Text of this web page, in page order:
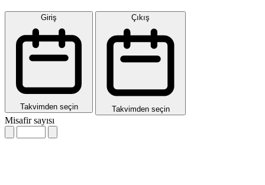
Giriş
Takvimden seçin
Çıkış
Takvimden seçin
Misafir sayısı